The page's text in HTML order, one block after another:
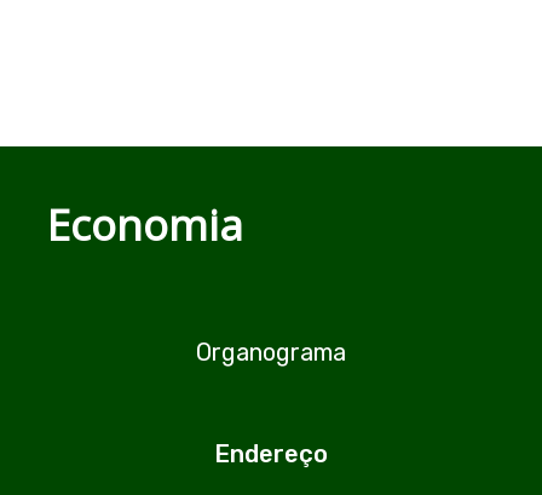
Economia
Organograma
Endereço